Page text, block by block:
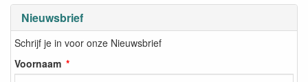
Nieuwsbrief
Schrijf je in voor onze Nieuwsbrief
Voornaam